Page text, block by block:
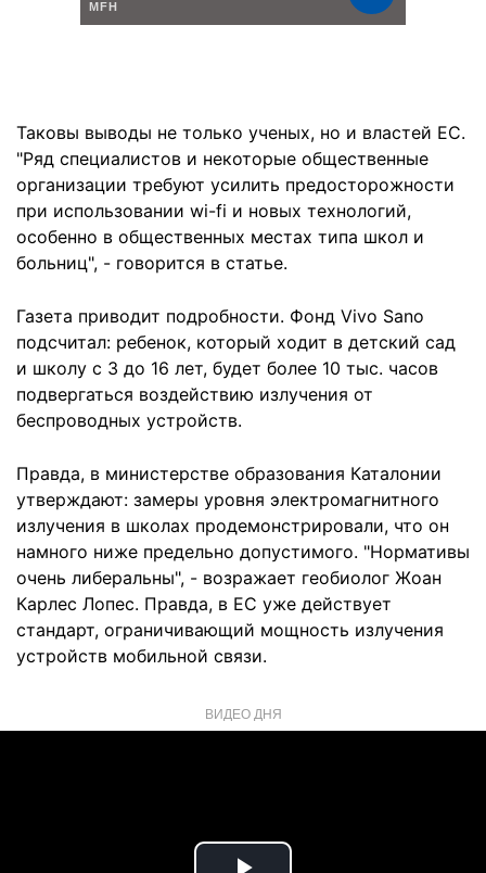
Таковы выводы не только ученых, но и властей ЕС.
"Ряд специалистов и некоторые общественные
организации требуют усилить предосторожности
при использовании wi-fi и новых технологий,
особенно в общественных местах типа школ и
больниц", - говорится в статье.
Газета приводит подробности. Фонд Vivo Sano
подсчитал: ребенок, который ходит в детский сад
и школу с 3 до 16 лет, будет более 10 тыс. часов
подвергаться воздействию излучения от
беспроводных устройств.
Правда, в министерстве образования Каталонии
утверждают: замеры уровня электромагнитного
излучения в школах продемонстрировали, что он
намного ниже предельно допустимого. "Нормативы
очень либеральны", - возражает геобиолог Жоан
Карлес Лопес. Правда, в ЕС уже действует
стандарт, ограничивающий мощность излучения
устройств мобильной связи.
ВИДЕО ДНЯ